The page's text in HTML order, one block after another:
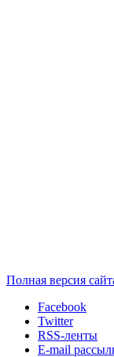
Полная версия
Facebook
Twitter
RSS-ленты
E-mail